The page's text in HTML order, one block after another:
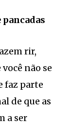
pancadas
rir,
não se
faz parte
de que as
a ser